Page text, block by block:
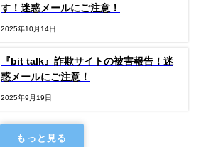
す！迷惑メールにご注意！
2025年10月14日
『bit talk』詐欺サイトの被害報告！迷
惑メールにご注意！
2025年9月19日
もっと見る